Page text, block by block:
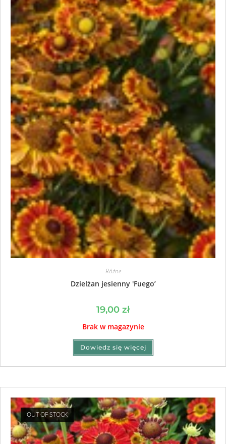
Różne
Dzielżan jesienny 'Fuego’
19,00 zł
Brak w magazynie
Dowiedz się więcej
OUT OF STOCK